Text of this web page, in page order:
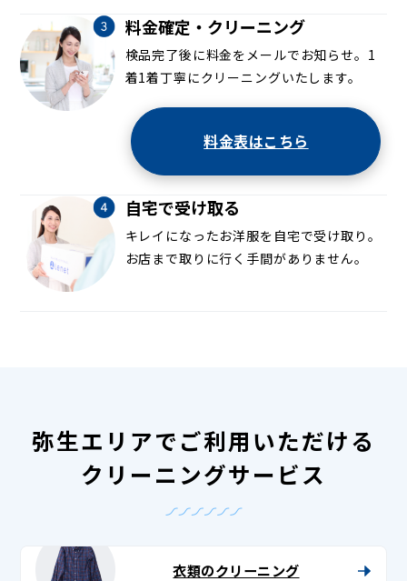
料金確定・クリーニング
検品完了後に料金をメールでお知らせ。1
着1着丁寧にクリーニングいたします。
料金表はこちら
自宅で受け取る
キレイになったお洋服を自宅で受け取り。
お店まで取りに行く手間がありません。
弥生エリアでご利用いただける
クリーニングサービス
衣類のクリーニング